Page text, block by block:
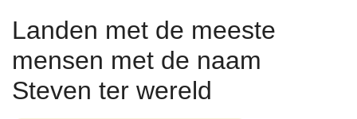
Landen met de meeste
mensen met de naam
Steven ter wereld